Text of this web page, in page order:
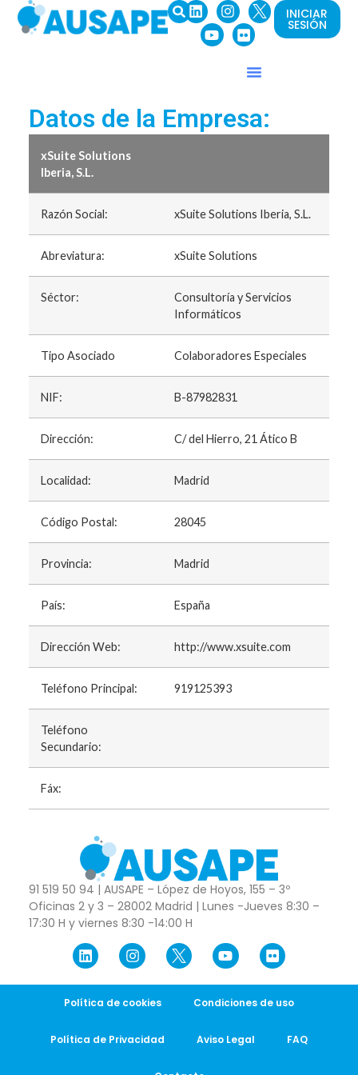
INICIAR
SESIÓN
Datos de la Empresa:
xSuite Solutions
Iberia, S.L.
Razón Social: xSuite Solutions Iberia, S.L.
Abreviatura: xSuite Solutions
Séctor:
Consultoría y Servicios
Informáticos
Tipo Asociado Colaboradores Especiales
NIF: B-87982831
Dirección: C/ del Hierro, 21 Ático B
Localidad: Madrid
Código Postal: 28045
Provincia: Madrid
País: España
Dirección Web: http://www.xsuite.com
Teléfono Principal: 919125393
Teléfono
Secundario:
Fáx:
91 519 50 94 | AUSAPE – López de Hoyos, 155 – 3º
Oficinas 2 y 3 – 28002 Madrid | Lunes -Jueves 8:30 –
17:30 H y viernes 8:30 -14:00 H
Política de cookies Condiciones de uso
Política de Privacidad Aviso Legal FAQ